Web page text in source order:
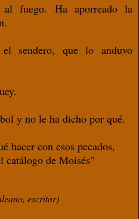
fuego. Ha aporreado la
sendero, que lo anduvo
y no le ha dicho por qué.
hacer con esos pecados,
catálogo de Moisés"
escritor)